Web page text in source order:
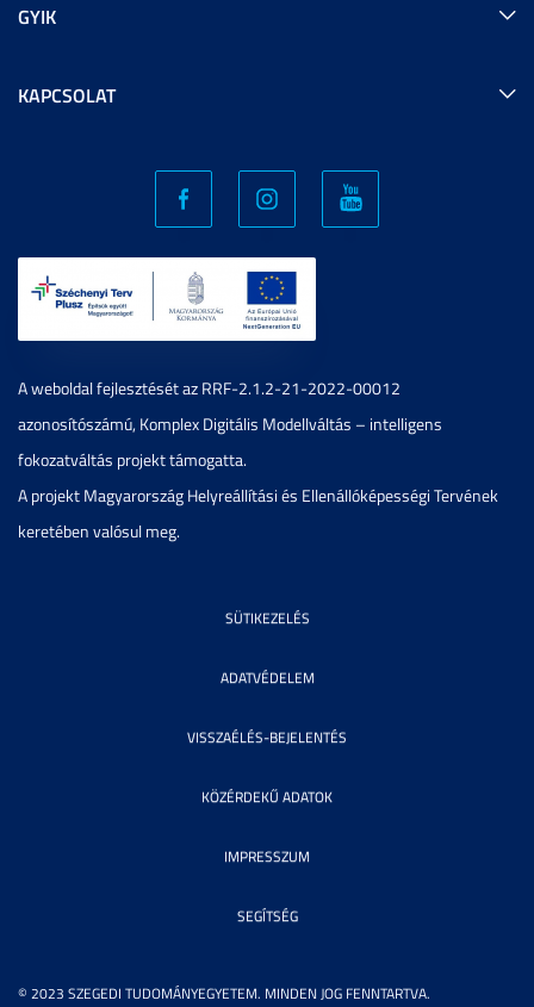
GYIK
KAPCSOLAT
A weboldal fejlesztését az RRF-2.1.2-21-2022-00012
azonosítószámú, Komplex Digitális Modellváltás – intelligens
fokozatváltás projekt támogatta.
A projekt Magyarország Helyreállítási és Ellenállóképességi Tervének
keretében valósul meg.
© 2023 SZEGEDI TUDOMÁNYEGYETEM. MINDEN JOG FENNTARTVA.
SÜTIKEZELÉS
ADATVÉDELEM
VISSZAÉLÉS-BEJELENTÉS
KÖZÉRDEKŰ ADATOK
IMPRESSZUM
SEGÍTSÉG